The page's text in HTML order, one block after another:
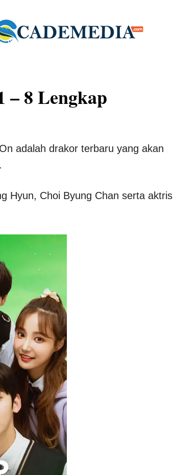
– 8 Lengkap
adalah drakor terbaru yang akan
Hyun, Choi Byung Chan serta aktris